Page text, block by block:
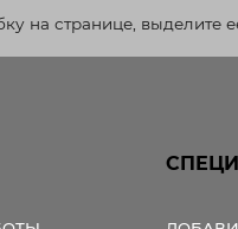
на странице, выделите